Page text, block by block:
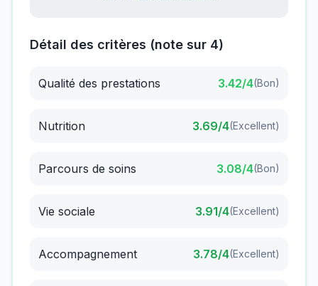
Détail des critères (note sur 4)
Qualité des prestations 3.42/4(Bon)
Nutrition 3.69/4(Excellent)
Parcours de soins 3.08/4(Bon)
Vie sociale 3.91/4(Excellent)
Accompagnement 3.78/4(Excellent)